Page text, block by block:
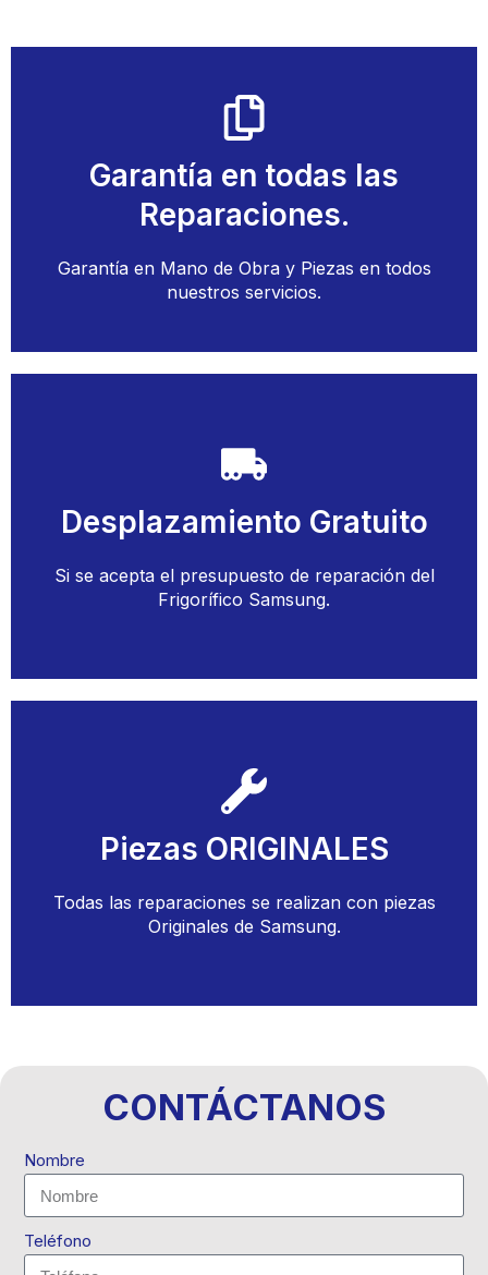
Garantía en todas las
Reparaciones.
Garantía en Mano de Obra y Piezas en todos
nuestros servicios.
Reparación de Frigoríficos
Llamar y Solicitar Técnico
Llamar
Desplazamiento Gratuito
Si se acepta el presupuesto de reparación del
Frigorífico Samsung.
Desplazamiento Gratuito
Solicitar Cita con un Técnico
Llamar
Piezas ORIGINALES
Todas las reparaciones se realizan con piezas
Originales de Samsung.
Piezas Originales
Solicitar Presupuesto con un Técnico
Llamar
CONTÁCTANOS
Nombre
Teléfono